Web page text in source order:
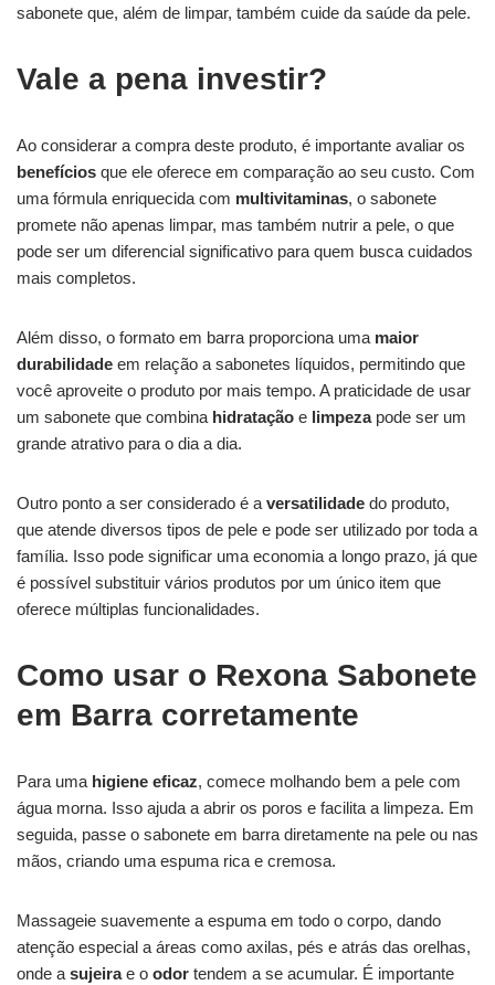
sabonete que, além de limpar, também cuide da saúde da pele.
Vale a pena investir?
Ao considerar a compra deste produto, é importante avaliar os
benefícios que ele oferece em comparação ao seu custo. Com
uma fórmula enriquecida com multivitaminas, o sabonete
promete não apenas limpar, mas também nutrir a pele, o que
pode ser um diferencial significativo para quem busca cuidados
mais completos.
Além disso, o formato em barra proporciona uma maior
durabilidade em relação a sabonetes líquidos, permitindo que
você aproveite o produto por mais tempo. A praticidade de usar
um sabonete que combina hidratação e limpezapode ser um
grande atrativo para o dia a dia.
Outro ponto a ser considerado é aversatilidade do produto,
que atende diversos tipos de pele e pode ser utilizado por toda a
família. Isso pode significar uma economia a longo prazo, já que
é possível substituir vários produtos por um único item que
oferece múltiplas funcionalidades.
Como usar o Rexona Sabonete
em Barra corretamente
Para uma higiene eficaz, comece molhando bem a pele com
água morna. Isso ajuda a abrir os poros e facilita a limpeza. Em
seguida, passe o sabonete em barra diretamente na pele ou nas
mãos, criando uma espuma rica e cremosa.
Massageie suavemente a espuma em todo o corpo, dando
atenção especial a áreas como axilas, pés e atrás das orelhas,
onde asujeirae o odor tendem a se acumular. É importante